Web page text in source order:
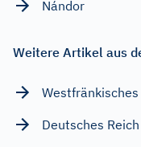
Nándor
Weitere Artikel aus
Deutsches